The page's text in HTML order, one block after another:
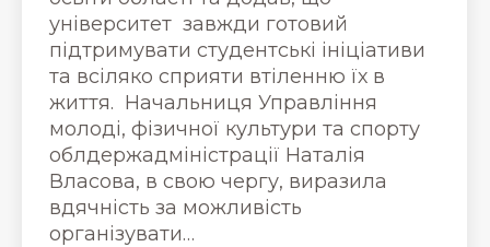
університет завжди готовий
підтримувати студентські ініціативи
та всіляко сприяти втіленню їх в
життя. Начальниця Управління
молоді, фізичної культури та спорту
облдержадміністрації Наталія
Власова, в свою чергу, виразила
вдячність за можливість
організувати…